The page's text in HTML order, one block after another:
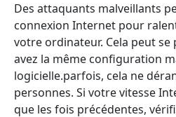
Des attaquants malveillants
connexion Internet pour
votre ordinateur. Cela peut
avez la même configuration
logicielle.parfois, cela ne
personnes. Si votre vitesse
que les fois précédentes,